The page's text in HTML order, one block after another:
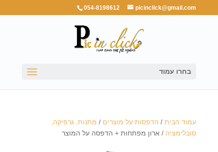
054-8198612 picinclick@gmail.com
בחרו עמוד
עמוד הבית/ הדפסות על מוצרים / מתנות, גרפיקה,
סובלימציה / ארון מפתחות + הדפסה על המוצר